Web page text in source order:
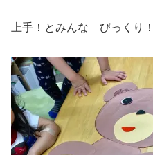
上手！とみんな びっくり！